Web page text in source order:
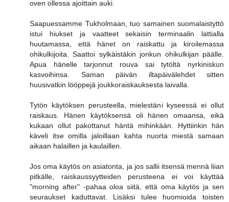
oven ollessa ajoittain auki.
Saapuessamme Tukholmaan, tuo samainen suomalaistyttö
istui hiukset ja vaatteet sekaisin terminaalin lattialla
huutamassa, että hänet on raiskattu ja kiroilemassa
ohikulkijoita. Saattoi sylkäistäkin jonkun ohikulkijan päälle.
Apua hänelle tarjonnut rouva sai tytöltä nyrkiniskun
kasvoihinsa. Saman päivän iltapäivälehdet sitten
huusivatkin lööppejä joukkoraiskauksesta laivalla.
Tytön käytöksen perusteella, mielestäni kyseessä ei ollut
raiskaus. Hänen käytöksensä oli hänen omaansa, eikä
kukaan ollut pakottanut häntä mihinkään. Hyttiinkin hän
käveli itse omilla jaloillaan kahta nuorta miestä samaan
aikaan halaillen ja kaulaillen.
Jos oma käytös on asiatonta, ja jos sallii itsensä mennä liian
pitkälle, raiskaussyytteiden perusteena ei voi käyttää
"morning after" -pahaa oloa siitä, että oma käytös ja sen
seuraukset kaduttavat. Lisäksi tulee huomioida toisten